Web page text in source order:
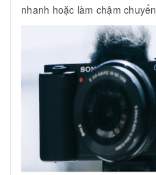
nhanh hoặc làm chậm